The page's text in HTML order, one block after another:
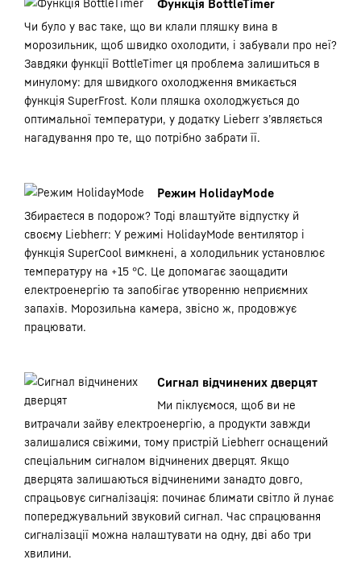
Функція BottleTimer
Чи було у вас таке, що ви клали пляшку вина в
морозильник, щоб швидко охолодити, і забували про неї?
Завдяки функції BottleTimer ця проблема залишиться в
минулому: для швидкого охолодження вмикається
функція SuperFrost. Коли пляшка охолоджується до
оптимальної температури, у додатку Lieberr з’являється
нагадування про те, що потрібно забрати її.
Режим HolidayMode
Збираєтеся в подорож? Тоді влаштуйте відпустку й
своєму Liebherr: У режимі HolidayMode вентилятор і
функція SuperCool вимкнені, а холодильник установлює
температуру на +15 °C. Це допомагає заощадити
електроенергію та запобігає утворенню неприємних
запахів. Морозильна камера, звісно ж, продовжує
працювати.
Сигнал відчинених дверцят
Ми піклуємося, щоб ви не
витрачали зайву електроенергію, а продукти завжди
залишалися свіжими, тому пристрій Liebherr оснащений
спеціальним сигналом відчинених дверцят. Якщо
дверцята залишаються відчиненими занадто довго,
спрацьовує сигналізація: починає блимати світло й лунає
попереджувальний звуковий сигнал. Час спрацювання
сигналізації можна налаштувати на одну, дві або три
хвилини.